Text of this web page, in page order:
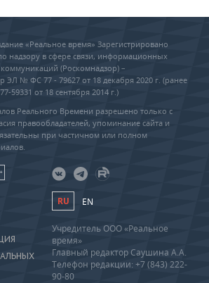
«Реальное время» Зарегистрировано
надзору в сфере связи, информационных
(Роскомнадзор) –
ЭЛ № ФС 77 - 79627 от 18 декабря 2020 г. (ранее
59331 от 18 сентября 2014 г.)
Реального Времени разрешено только с
правообладателей, упоминание сайта и
при частичном или полном
RU EN
Учредитель ООО «Реальное
время»
Главный редактор Саушина А.А.
Телефон редакции: +7 (843) 222-
90-80